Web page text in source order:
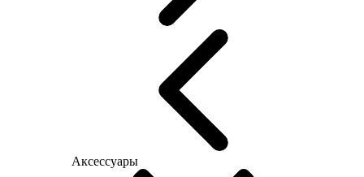
Аксессуары